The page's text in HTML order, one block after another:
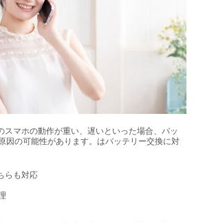
スマホの動作が重い、遅いといった場合、バッ
因の可能性があります。はバッテリー交換に対
らも対応